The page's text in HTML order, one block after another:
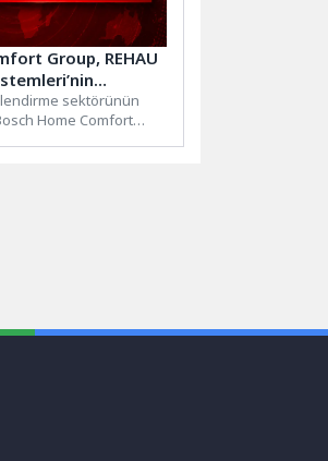
Group, REHAU
distribütörü
sektörünün
Home Comfort